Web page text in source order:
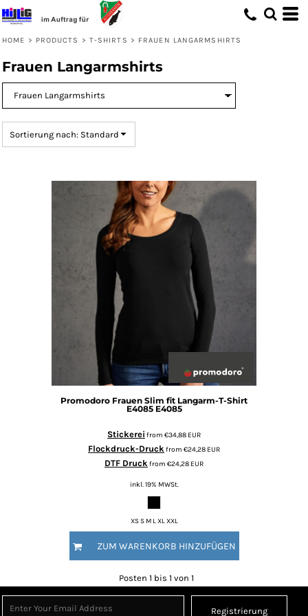
HOME > PRODUCTS > T-SHIRTS > FRAUEN LANGARMSHIRTS
Frauen Langarmshirts
Sortierung nach: Standard
Promodoro Frauen Slim fit Langarm-T-Shirt
E4085 E4085
Stickerei from €34,88 EUR
Flockdruck-Druckfrom €24,28 EUR
DTF Druckfrom €24,28 EUR
inkl. 19% MWSt.
XS S M L XL XXL
ZUM WARENKORB HINZUFÜGEN
Posten 1 bis 1 von 1
Registrierung
Standard